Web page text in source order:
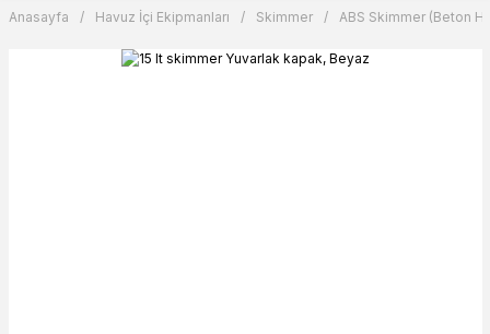
Anasayfa Havuz İçi Ekipmanları Skimmer ABS Skimmer (Beton